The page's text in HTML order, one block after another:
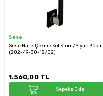
Sese
Sese Nare Çekme Kol Krom/Siyah 30cm
(202-49-30-18/02)
1.560,00 TL
Sepete Ekle